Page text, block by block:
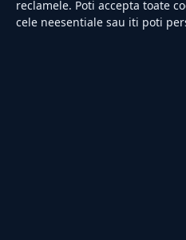
reclamele. Poti accepta toate
cele neesentiale sau iti poti